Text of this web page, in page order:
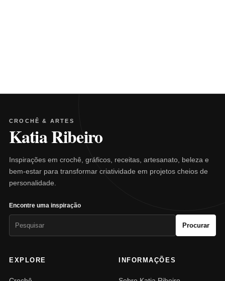
CROCHÊ & ARTES
Katia Ribeiro
Inspirações em crochê, gráficos, receitas, artesanato, beleza e
bem-estar para transformar criatividade em projetos cheios de
personalidade.
Encontre uma inspiração
Procurar
EXPLORE INFORMAÇÕES